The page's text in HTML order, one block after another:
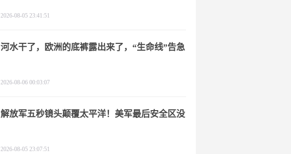
2026-08-05 23:41:51
河水干了，欧洲的底裤露出来了，“生命线”告急
2026-08-06 00:03:07
解放军五秒镜头颠覆太平洋！美军最后安全区没
2026-08-05 23:07:51